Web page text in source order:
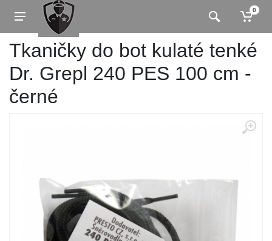
0
Tkaničky do bot kulaté tenké
Dr. Grepl 240 PES 100 cm -
černé